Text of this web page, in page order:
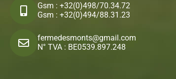
Gsm : +32(0)498/70.34.72
Gsm : +32(0)494/88.31.23
fermedesmonts@gmail.com
N° TVA : BE0539.897.248